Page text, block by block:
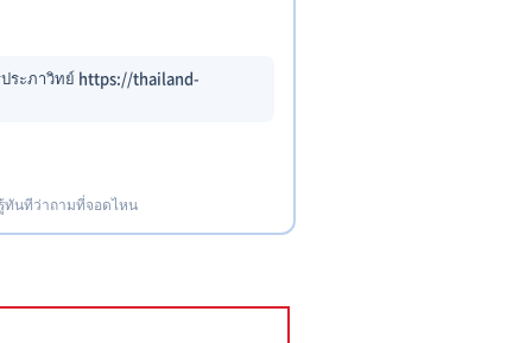
ระภาวิทย์ https://thailand-
ทันทีว่าถามที่จอดไหน